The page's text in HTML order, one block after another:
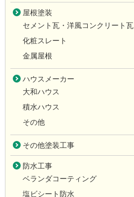
屋根塗装
セメント瓦・洋風コンクリート瓦
化粧スレート
金属屋根
ハウスメーカー
大和ハウス
積水ハウス
その他
その他塗装工事
防水工事
ベランダコーティング
塩ビシート防水